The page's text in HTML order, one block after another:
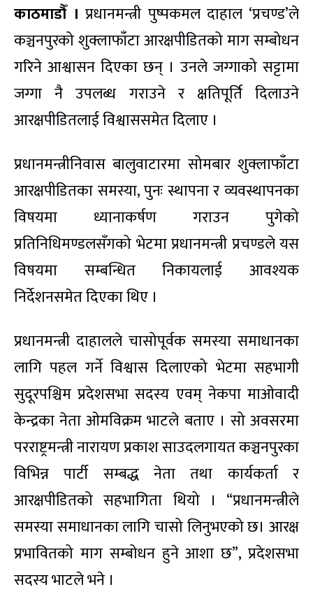
काठमाडौँ । प्रधानमन्त्री पुष्पकमल दाहाल ‘प्रचण्ड’ले
कञ्चनपुरको शुक्लाफाँटा आरक्षपीडितको माग सम्बोधन
गरिने आश्वासन दिएका छन् । उनले जग्गाको सट्टामा
जग्गा नै उपलब्ध गराउने र क्षतिपूर्ति दिलाउने
आरक्षपीडितलाई विश्वाससमेत दिलाए ।
प्रधानमन्त्रीनिवास बालुवाटारमा सोमबार शुक्लाफाँटा
आरक्षपीडितका समस्या, पुनः स्थापना र व्यवस्थापनका
विषयमा ध्यानाकर्षण गराउन पुगेको
प्रतिनिधिमण्डलसँगको भेटमा प्रधानमन्त्री प्रचण्डले यस
विषयमा सम्बन्धित निकायलाई आवश्यक
निर्देशनसमेत दिएका थिए ।
प्रधानमन्त्री दाहालले चासोपूर्वक समस्या समाधानका
लागि पहल गर्ने विश्वास दिलाएको भेटमा सहभागी
सुदूरपश्चिम प्रदेशसभा सदस्य एवम् नेकपा माओवादी
केन्द्रका नेता ओमविक्रम भाटले बताए । सो अवसरमा
परराष्ट्रमन्त्री नारायण प्रकाश साउदलगायत कञ्चनपुरका
विभिन्न पार्टी सम्बद्ध नेता तथा कार्यकर्ता र
आरक्षपीडितको सहभागिता थियो । “प्रधानमन्त्रीले
समस्या समाधानका लागि चासो लिनुभएको छ। आरक्ष
प्रभावितको माग सम्बोधन हुने आशा छ”, प्रदेशसभा
सदस्य भाटले भने ।